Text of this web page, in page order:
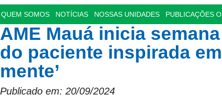
QUEM SOMOS NOTÍCIAS NOSSAS UNIDADES PUBLICAÇÕES
AME Mauá inicia
do paciente inspirada
mente’
Publicado em: 20/09/2024